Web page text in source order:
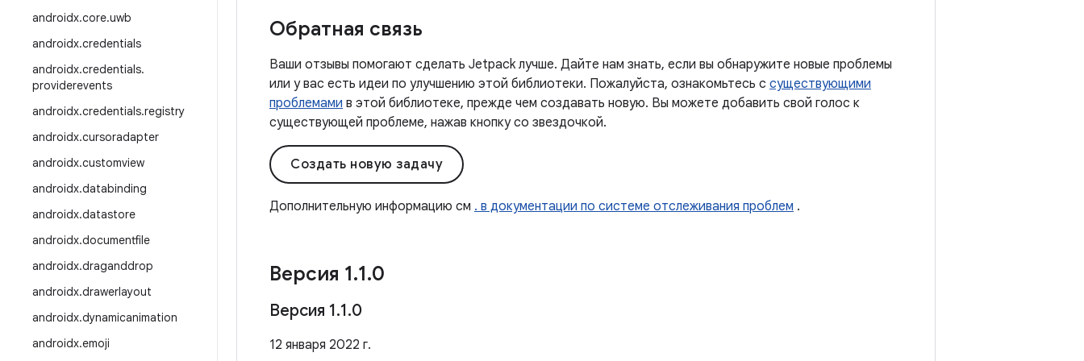
androidx.core.uwb
androidx.credentials
androidx.credentials.
providerevents
androidx.credentials.registry
androidx.cursoradapter
androidx.customview
androidx.databinding
androidx.datastore
androidx.documentfile
androidx.draganddrop
androidx.drawerlayout
androidx.dynamicanimation
androidx.emoji
Обратная связь
Ваши отзывы помогают сделать Jetpack лучше. Дайте нам знать, если вы обнаружите новые проблемы
или у вас есть идеи по улучшению этой библиотеки. Пожалуйста, ознакомьтесь с существующими
проблемами в этой библиотеке, прежде чем создавать новую. Вы можете добавить свой голос к
существующей проблеме, нажав кнопку со звездочкой.
Создать новую задачу
Дополнительную информацию см . в документации по системе отслеживания проблем .
Версия 1.1.0
Версия 1.1.0
12 января 2022 г.